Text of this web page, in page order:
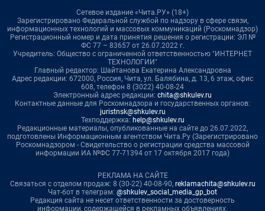
Сетевое издание «Чита.РУ» (18+)
Зарегистрировано Федеральной службой по надзору в сфере связи,
информационных технологий и массовых коммуникаций (Роскомнадзор)
Регистрационный номер и дата принятия решения о регистрации: ЭЛ №
ФС 77 – 83657 от 26.07.2022 г.
Учредитель: Общество с ограниченной ответственностью "ИНТЕРНЕТ
ТЕХНОЛОГИИ"
Главный редактор: Шайтанова Екатерина Александровна
Адрес редакции: 672000, Россия, Чита, ул. Балябина, д. 13, 6 этаж, офис
608, телефон 8 (3022) 40-08-24
Электронный адрес редакции: chita@shkulev.ru
Контактные данные для Роскомнадзора и государственных органов:
juristnsk@shkulev.ru
Техподдержка: help@shkulev.ru
Редакционные материалы, опубликованные на сайте до 26.07.2022,
подготовлены Информационным агентством Чита.Ру (Зарегистрировано
Роскомнадзором - Свидетельство о регистрации средства массовой
информации ИА №ФС 77-71394 от 17 октября 2017 года)
РЕКЛАМА НА САЙТЕ
Связаться с отделом продаж: 8 (30-22) 40-08-90, reklamachita@shkulev.ru
Чат-бот в телеграм: @shkulev_social_media_gp_bot
Редакция сайта не несет ответственности за достоверность
информации, содержащейся в рекламных объявлениях.